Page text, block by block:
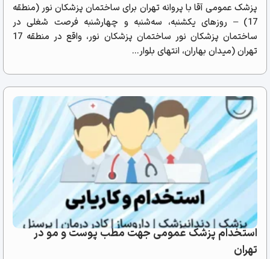
پزشک عمومی آقا با پروانه تهران برای ساختمان پزشکان نور (منطقه
17) – روزهای یکشنبه، سه‌شنبه و چهارشنبه فرصت شغلی در
ساختمان پزشکان نور ساختمان پزشکان نور، واقع در منطقه 17
تهران (میدان بهاران، انتهای بلوار...
استخدام پزشک عمومی جهت مطب پوست و مو در
تهران